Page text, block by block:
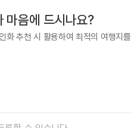
마음에 드시나요?
화 추천 시 활용하여 최적의 여행지